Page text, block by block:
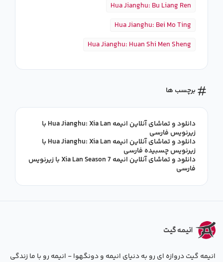
Hua Jianghu: Bu Liang Ren
Hua Jianghu: Bei Mo Ting
Hua Jianghu: Huan Shi Men Sheng
برچسب ها
دانلود و تماشای آنلاین انیمه Hua Jianghu: Xia Lan با
زیرنویس فارسی
دانلود و تماشای آنلاین انیمه Hua Jianghu: Xia Lan با
زیرنویس چسبیده فارسی
دانلود و تماشای آنلاین انیمه Xia Lan Season 7 با زیرنویس
فارسی
انیمه گیت دروازه ای رو به دنیای انیمه و دونگهوا - انیمه رو با ما زندگی